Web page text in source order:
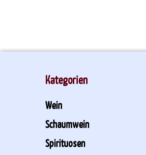
Kategorien
Wein
Schaumwein
Spirituosen